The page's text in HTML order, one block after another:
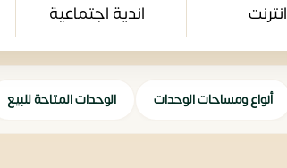
انترنت اندية اجتماعية
أنواع ومساحات الوحدات الوحدات المتاحة للبيع